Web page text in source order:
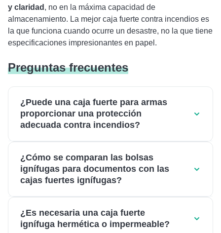
y claridad , no en la máxima capacidad de
almacenamiento. La mejor caja fuerte contra incendios es
la que funciona cuando ocurre un desastre, no la que tiene
especificaciones impresionantes en papel.
Preguntas frecuentes
¿Puede una caja fuerte para armas
proporcionar una protección
adecuada contra incendios?
¿Cómo se comparan las bolsas
ignífugas para documentos con las
cajas fuertes ignífugas?
¿Es necesaria una caja fuerte
ignífuga hermética o impermeable?